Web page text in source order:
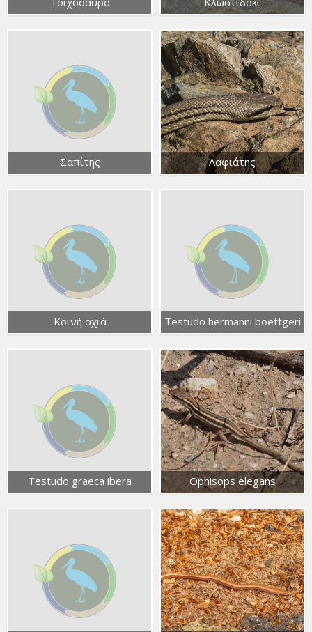
Σαπίτης Λαφιάτης
Κοινή οχιά Testudo hermanni boettgeri
Testudo graeca ibera Ophisops elegans